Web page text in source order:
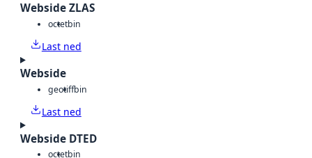
Webside ZLAS
octetbin
Last ned
Webside
geotiffbin
Last ned
Webside DTED
octetbin